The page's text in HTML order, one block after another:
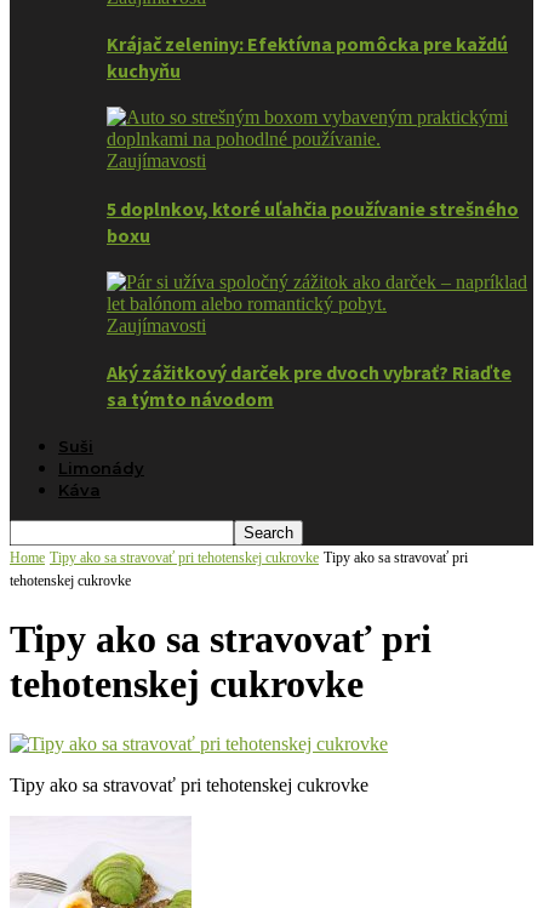
Krájač zeleniny: Efektívna pomôcka pre každú
kuchyňu
Zaujímavosti
5 doplnkov, ktoré uľahčia používanie strešného
boxu
Zaujímavosti
Aký zážitkový darček pre dvoch vybrať? Riaďte
sa týmto návodom
Suši
Limonády
Káva
Home Tipy ako sa stravovať pri tehotenskej cukrovke Tipy ako sa stravovať pri
tehotenskej cukrovke
Tipy ako sa stravovať pri
tehotenskej cukrovke
Tipy ako sa stravovať pri tehotenskej cukrovke